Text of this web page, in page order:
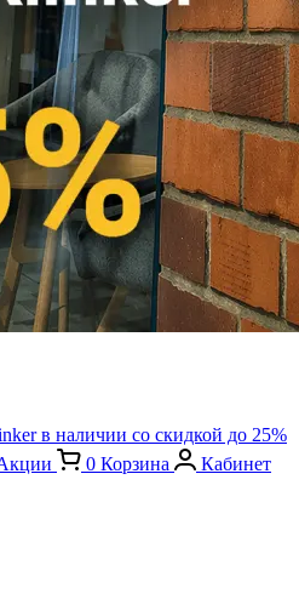
в наличии со скидкой до 25%
0 Корзина
Кабинет